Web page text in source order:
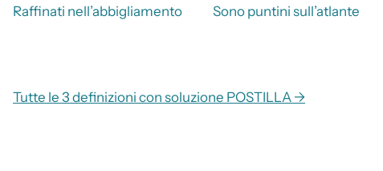
Raffinati nell’abbigliamento Sono puntini sull’atlante
Tutte le 3 definizioni con soluzione POSTILLA →